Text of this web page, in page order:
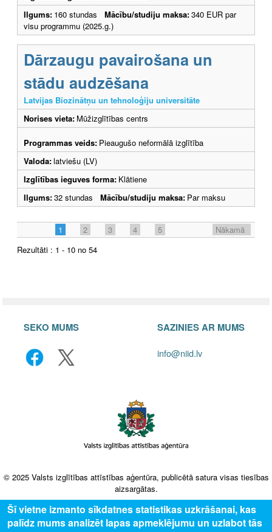
Ilgums: 160 stundas Mācību/studiju maksa:340 EUR par
visu programmu (2025.g.)
Dārzaugu pavairošana un
stādu audzēšana
Latvijas Biozinātņu un tehnoloģiju universitāte
Norises vieta: Mūžizglītības centrs
Programmas veids: Pieaugušo neformālā izglītība
Valoda:latviešu (LV)
Izglītības ieguves forma: Klātiene
Ilgums:32 stundas Mācību/studiju maksa: Par maksu
1 2 3 4 5
Nākamā
Rezultāti : 1 - 10 no 54
SEKO MUMS SAZINIES AR MUMS
info@niid.lv
© 2025 Valsts izglītības attīstības aģentūra, publicētā satura visas tiesības
aizsargātas.
Šī vietne izmanto sīkdatnes statistikas uzkrāšanai, kas
palīdz mums analizēt lapas apmeklējumu un uzlabot tās